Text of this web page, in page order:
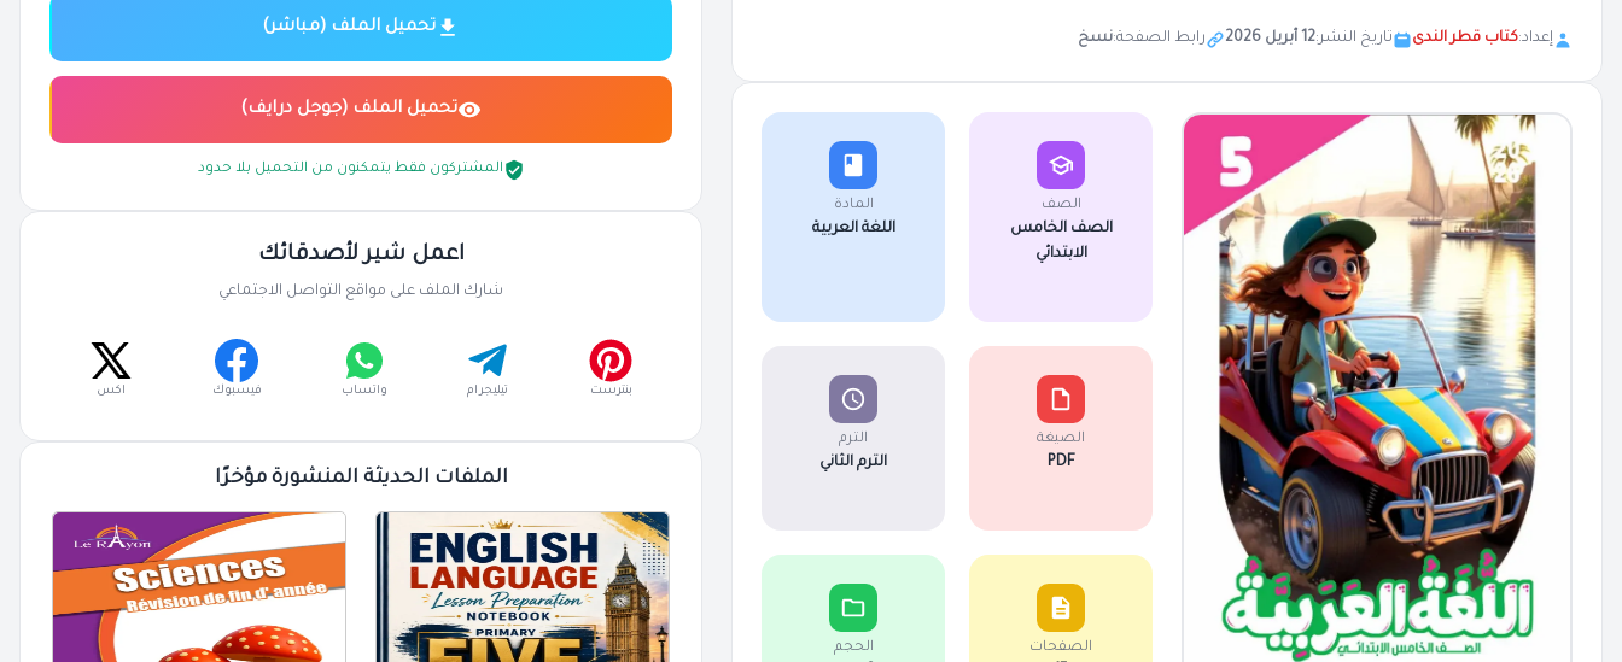
إعداد:كتاب قطر الندى تاريخ النشر:12 أبريل 2026 رابط الصفحة:نسخ
الصف
الصف الخامس
الابتدائي
المادة
اللغة العربية
الصيغة
PDF
الترم
الترم الثاني
الصفحات الحجم
تحميل الملف (مباشر)
تحميل الملف (جوجل درايف)
المشتركون فقط يتمكنون من التحميل بلا حدود
اعمل شير لأصدقائك
شارك الملف على مواقع التواصل الاجتماعي
بنترست تيليجرام واتساب فيسبوك اكس
الملفات الحديثة المنشورة مؤخرًا